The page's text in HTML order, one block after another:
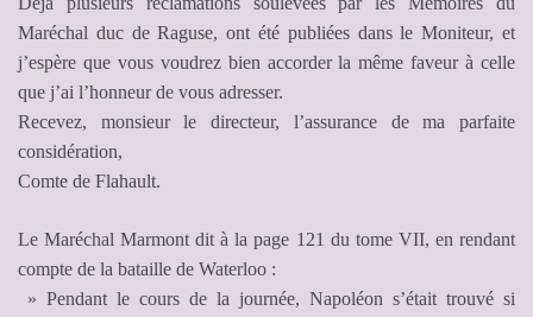
Maréchal duc de Raguse, ont été publiées dans le Moniteur, et
j’espère que vous voudrez bien accorder la même faveur à celle
que j’ai l’honneur de vous adresser.
Recevez, monsieur le directeur, l’assurance de ma parfaite
considération,
Comte de Flahault.
Le Maréchal Marmont dit à la page 121 du tome VII, en rendant
compte de la bataille de Waterloo :
» Pendant le cours de la journée, Napoléon s’était trouvé si